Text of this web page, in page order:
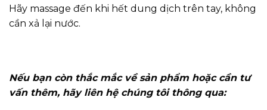
Hãy massage đến khi hết dung dịch trên tay, không
cần xả lại nước.
Nếu bạn còn thắc mắc về sản phẩm hoặc cần tư
vấn thêm, hãy liên hệ chúng tôi thông qua: